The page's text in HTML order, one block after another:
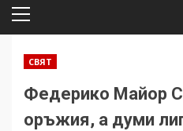
Primary
СВЯТ
Федерико Майор
оръжия, а думи